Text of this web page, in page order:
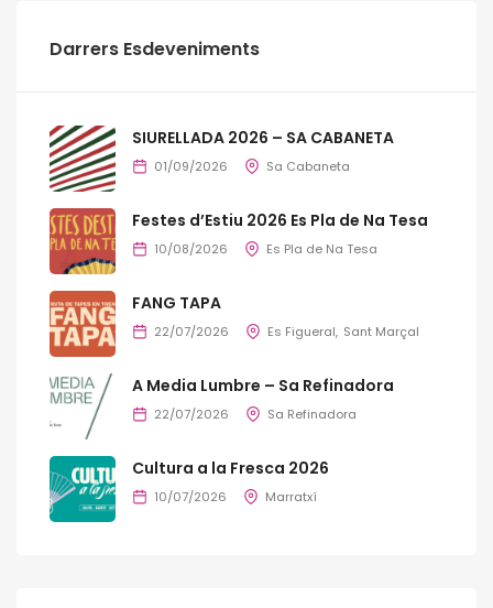
Darrers Esdeveniments
SIURELLADA 2026 – SA CABANETA
01/09/2026 Sa Cabaneta
Festes d’Estiu 2026 Es Pla de Na Tesa
10/08/2026 Es Pla de Na Tesa
FANG TAPA
22/07/2026 Es Figueral Sant Marçal
A Media Lumbre – Sa Refinadora
22/07/2026 Sa Refinadora
Cultura a la Fresca 2026
10/07/2026 Marratxí